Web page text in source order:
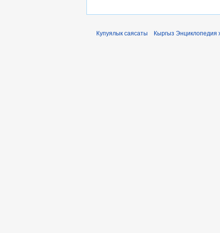
Купуялык саясаты Кыргыз Энциклопедия